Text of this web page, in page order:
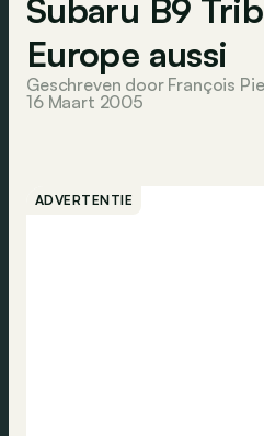
Subaru B9
Europe aussi
Geschreven door François
16 Maart 2005
ADVERTENTIE